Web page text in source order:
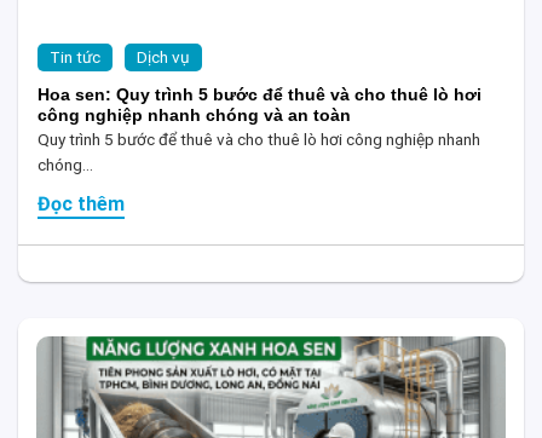
Tin tức Dịch vụ
Hoa sen: Quy trình 5 bước để thuê và cho thuê lò hơi
công nghiệp nhanh chóng và an toàn
Quy trình 5 bước để thuê và cho thuê lò hơi công nghiệp nhanh
chóng...
Đọc thêm